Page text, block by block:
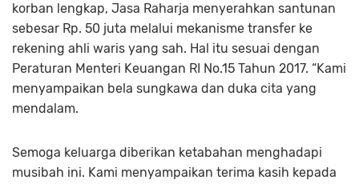
korban lengkap, Jasa Raharja menyerahkan santunan
sebesar Rp. 50 juta melalui mekanisme transfer ke
rekening ahli waris yang sah. Hal itu sesuai dengan
Peraturan Menteri Keuangan RI No.15 Tahun 2017. “Kami
menyampaikan bela sungkawa dan duka cita yang
mendalam.
Semoga keluarga diberikan ketabahan menghadapi
musibah ini. Kami menyampaikan terima kasih kepada